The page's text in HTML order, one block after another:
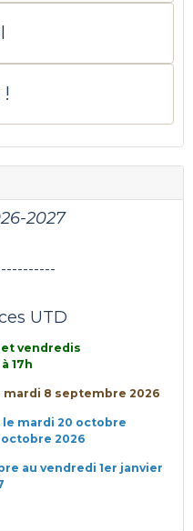
!
2027
UTD
vendredis
17h
8 septembre 2026
mardi 20 octobre
2026
au vendredi 1er janvier